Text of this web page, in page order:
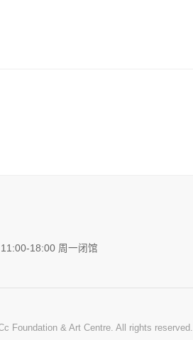
18:00 周一闭馆
Foundation & Art Centre. All rights reserved.